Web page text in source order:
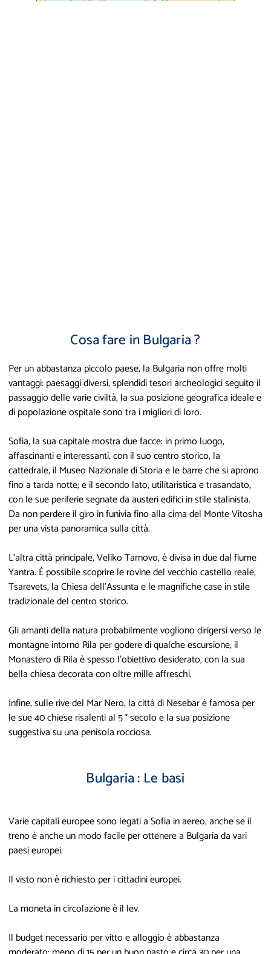
Cosa fare in Bulgaria ?
Per un abbastanza piccolo paese, la Bulgaria non offre molti
vantaggi: paesaggi diversi, splendidi tesori archeologici seguito il
passaggio delle varie civiltà, la sua posizione geografica ideale e
di popolazione ospitale sono tra i migliori di loro.
Sofia, la sua capitale mostra due facce: in primo luogo,
affascinanti e interessanti, con il suo centro storico, la
cattedrale, il Museo Nazionale di Storia e le barre che si aprono
fino a tarda notte; e il secondo lato, utilitaristica e trasandato,
con le sue periferie segnate da austeri edifici in stile stalinista.
Da non perdere il giro in funivia fino alla cima del Monte Vitosha
per una vista panoramica sulla città.
L'altra città principale, Veliko Tarnovo, è divisa in due dal fiume
Yantra. È possibile scoprire le rovine del vecchio castello reale,
Tsarevets, la Chiesa dell'Assunta e le magnifiche case in stile
tradizionale del centro storico.
Gli amanti della natura probabilmente vogliono dirigersi verso le
montagne intorno Rila per godere di qualche escursione, il
Monastero di Rila è spesso l'obiettivo desiderato, con la sua
bella chiesa decorata con oltre mille affreschi.
Infine, sulle rive del Mar Nero, la città di Nesebar è famosa per
le sue 40 chiese risalenti al 5 ° secolo e la sua posizione
suggestiva su una penisola rocciosa.
Bulgaria : Le basi
Varie capitali europee sono legati a Sofia in aereo, anche se il
treno è anche un modo facile per ottenere a Bulgaria da vari
paesi europei.
Il visto non è richiesto per i cittadini europei.
La moneta in circolazione è il lev.
Il budget necessario per vitto e alloggio è abbastanza